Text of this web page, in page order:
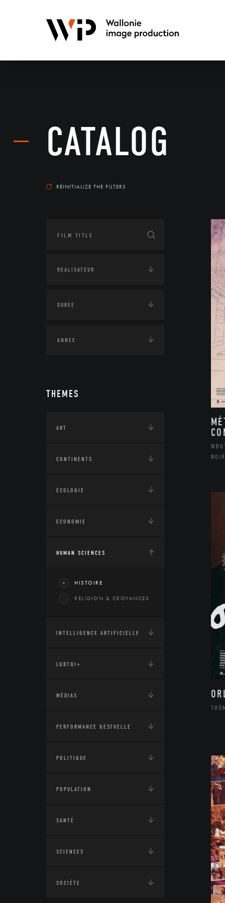
CATALOG
RÉINITIALIZE THE FILTERS
THEMES
ART
CONTINENTS
ÉCOLOGIE
ECONOMIE
HUMAN SCIENCES
HISTOIRE
RELIGION & CROYANCES
INTELLIGENCE ARTIFICIELLE
LGBTQI+
MÉDIAS
PERFORMANCE GESTUELLE
POLITIQUE
POPULATION
SANTÉ
SCIENCES
SOCIÉTÉ